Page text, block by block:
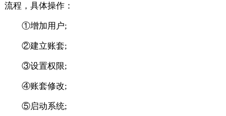
流程，具体操作：
①增加用户;
②建立账套;
③设置权限;
④账套修改;
⑤启动系统;